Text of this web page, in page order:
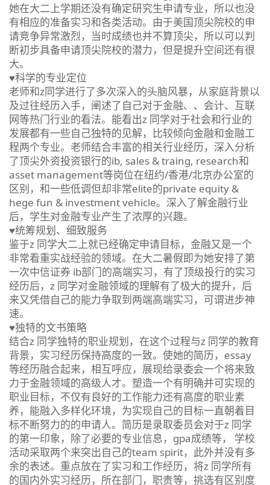
她在大二上学期还没有确定研究生申请专业，所以也没
有相应的准备实习和各类活动。由于美国顶尖院校的申
请竞争异常激烈，当时成绩也并不算顶尖，所以可以判
断初步具备申请顶尖院校的潜力，但是提升空间还有很
大。
♥科学的专业定位
老师和z同学进行了多次深入的头脑风暴，从家庭背景以
及过往经历入手，阐述了自己对于金融、、会计、互联
网等热门行业的看法。能看出z 同学对于社会和行业的
发展都有一些自己独特的见解，比较倾向金融和金融工
程两个专业。老师结合丰富的相关行业经历，深入分析
了顶尖外资投资银行的ib, sales & traing, research和
asset management等岗位在纽约/香港/北京办公室的
区别，和一些低调但却非常elite的private equity &
hege fun & investment vehicle。深入了解金融行业
后，学生对金融专业产生了浓厚的兴趣。
♥统筹规划、细致服务
鉴于z 同学大二上就已经确定申请目标，金融又是一个
非常看重实战经验的领域。在大二暑假即为她安排了第
一次中信证券 ib部门的高端实习，有了顶级投行的实习
经历后，z 同学对金融领域的理解有了极大的提升，后
来又凭借自己的能力争取到两端高端实习，可谓进步神
速。
♥独特的文书策略
结合z 同学独特的职业规划，在这个过程与z 同学的教育
背景，实习经历保持高度的一致。使她的简历，essay
等经历融合起来，相互呼应，展现给录委会一个将来致
力于金融领域的高级人才。塑造一个有明确并可实现的
职业目标，不仅有良好的工作能力还有高度的职业素
养，能融入多样化环境，为实现自己的目标一直朝着目
标不断努力的的申请人。简历是录取委员会对于z 同学
的第一印象，除了必要的专业信息，gpa成绩等， 学校
活动采取两个来突出自己的team spirit，此外并没有多
余的表述。重点放在了实习和工作经历，将z 同学所有
的国内外实习经历，所在部门，职责等，挑选有区别度